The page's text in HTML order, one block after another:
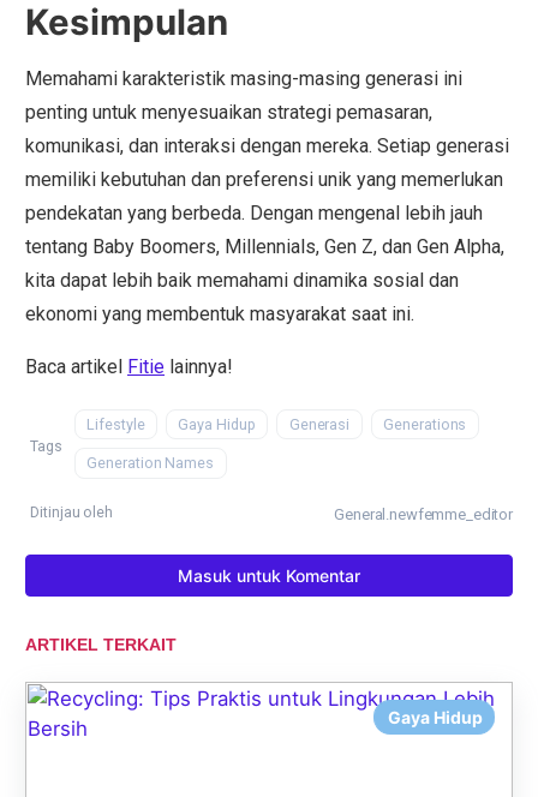
Kesimpulan
Memahami karakteristik masing-masing generasi ini
penting untuk menyesuaikan strategi pemasaran,
komunikasi, dan interaksi dengan mereka. Setiap generasi
memiliki kebutuhan dan preferensi unik yang memerlukan
pendekatan yang berbeda. Dengan mengenal lebih jauh
tentang Baby Boomers, Millennials, Gen Z, dan Gen Alpha,
kita dapat lebih baik memahami dinamika sosial dan
ekonomi yang membentuk masyarakat saat ini.
Baca artikel Fitie lainnya!
Tags
Lifestyle Gaya Hidup Generasi Generations
Generation Names
Ditinjau oleh General.newfemme_editor
Masuk untuk Komentar
ARTIKEL TERKAIT
Gaya Hidup